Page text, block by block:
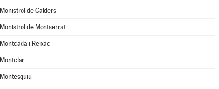
Monistrol de Calders
Monistrol de Montserrat
Montcada i Reixac
Montclar
Montesquiu